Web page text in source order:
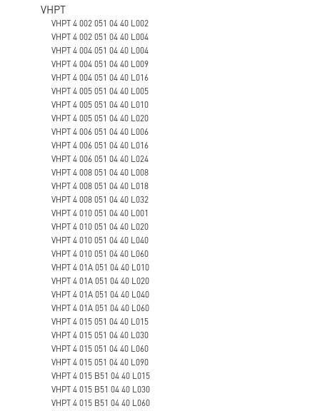
VHPT
VHPT 4 002 051 04 40 L002
VHPT 4 002 051 04 40 L004
VHPT 4 004 051 04 40 L004
VHPT 4 004 051 04 40 L009
VHPT 4 004 051 04 40 L016
VHPT 4 005 051 04 40 L005
VHPT 4 005 051 04 40 L010
VHPT 4 005 051 04 40 L020
VHPT 4 006 051 04 40 L006
VHPT 4 006 051 04 40 L016
VHPT 4 006 051 04 40 L024
VHPT 4 008 051 04 40 L008
VHPT 4 008 051 04 40 L018
VHPT 4 008 051 04 40 L032
VHPT 4 010 051 04 40 L001
VHPT 4 010 051 04 40 L020
VHPT 4 010 051 04 40 L040
VHPT 4 010 051 04 40 L060
VHPT 4 01A 051 04 40 L010
VHPT 4 01A 051 04 40 L020
VHPT 4 01A 051 04 40 L040
VHPT 4 01A 051 04 40 L060
VHPT 4 015 051 04 40 L015
VHPT 4 015 051 04 40 L030
VHPT 4 015 051 04 40 L060
VHPT 4 015 051 04 40 L090
VHPT 4 015 B51 04 40 L015
VHPT 4 015 B51 04 40 L030
VHPT 4 015 B51 04 40 L060